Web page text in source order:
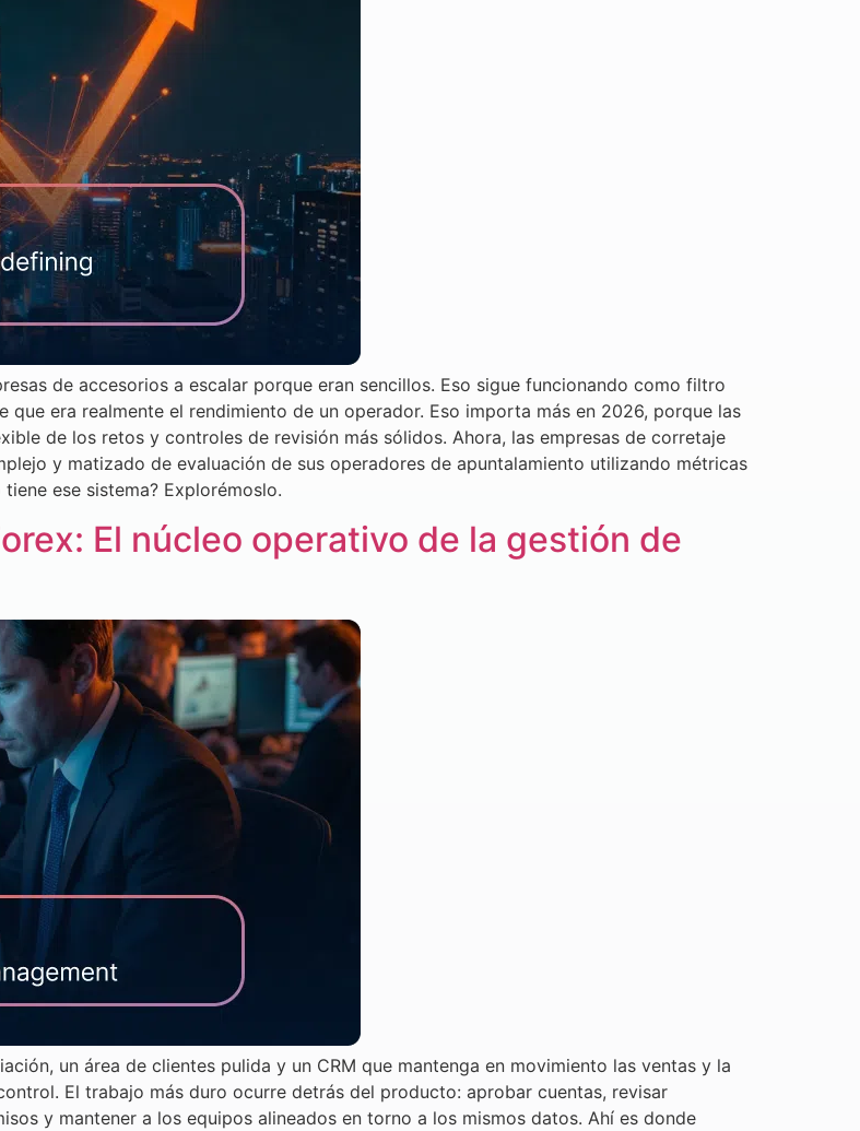
de accesorios a escalar porque eran sencillos. Eso sigue funcionando como filtro
era realmente el rendimiento de un operador. Eso importa más en 2026, porque las
de los retos y controles de revisión más sólidos. Ahora, las empresas de corretaje
y matizado de evaluación de sus operadores de apuntalamiento utilizando métricas
ese sistema? Explorémoslo.
El núcleo operativo de la gestión de
un área de clientes pulida y un CRM que mantenga en movimiento las ventas y la
El trabajo más duro ocurre detrás del producto: aprobar cuentas, revisar
y mantener a los equipos alineados en torno a los mismos datos. Ahí es donde